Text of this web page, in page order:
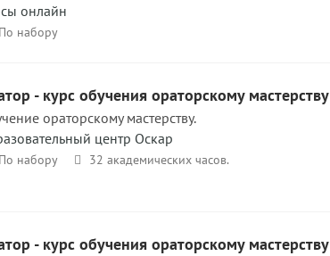
онлайн
По набору
- курс обучения ораторскому мастерству
ораторскому мастерству.
центр Оскар
По набору 32 академических часов.
- курс обучения ораторскому мастерству